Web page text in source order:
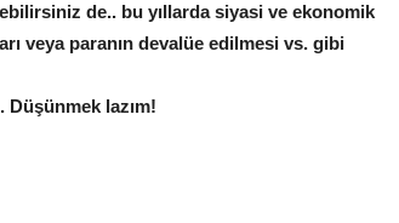
de.. bu yıllarda siyasi ve ekonomik
veya paranın devalüe edilmesi vs. gibi
Düşünmek lazım!